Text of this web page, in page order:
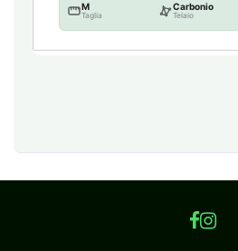
M
Taglia
Carbonio
Telaio